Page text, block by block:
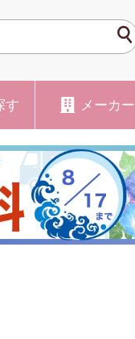
す メーカー